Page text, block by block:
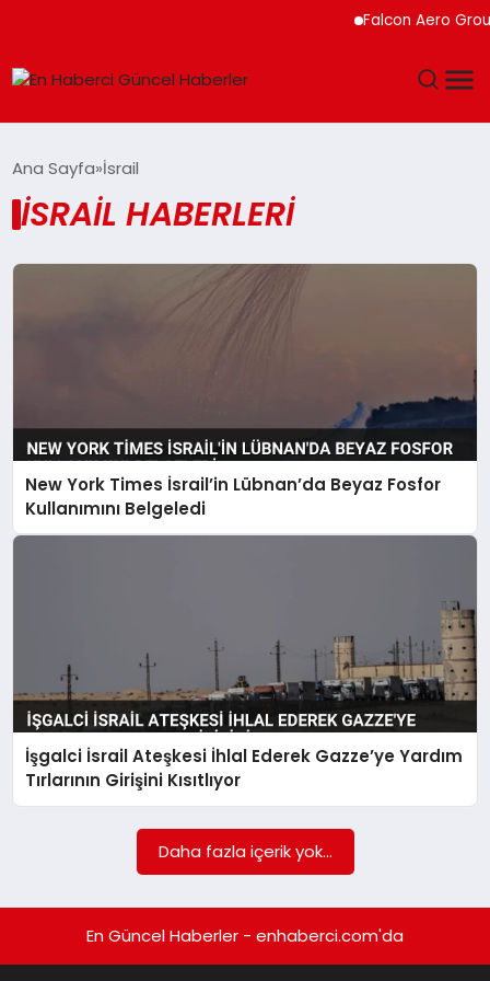
Falcon Aero
SPOR
SAĞLIK
DÜNYA
EKONOMI
Ana Sayfa İsrail
İSRAIL HABERLERI
New York Times İsrail’in Lübnan’da Beyaz Fosfor
Kullanımını Belgeledi
İşgalci İsrail Ateşkesi İhlal Ederek Gazze’ye Yardım
Tırlarının Girişini Kısıtlıyor
Daha fazla içerik yok...
En Güncel Haberler - enhaberci.com'da